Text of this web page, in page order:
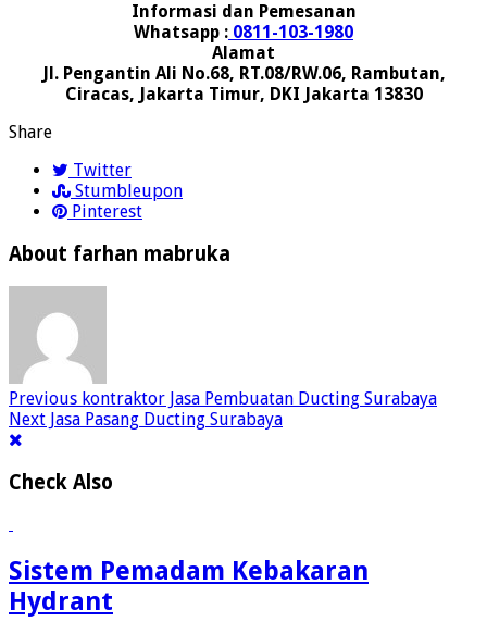
Informasi dan Pemesanan
Whatsapp : 0811-103-1980
Alamat
Jl. Pengantin Ali No.68, RT.08/RW.06, Rambutan,
Ciracas, Jakarta Timur, DKI Jakarta 13830
Share
Twitter
Stumbleupon
Pinterest
About farhan mabruka
Previous kontraktor Jasa Pembuatan Ducting Surabaya
Next Jasa Pasang Ducting Surabaya
Check Also
Sistem Pemadam Kebakaran
Hydrant